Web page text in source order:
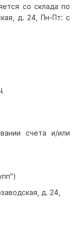
со склада по
д. 24, Пн-Пт: с
счета и/или
д. 24,